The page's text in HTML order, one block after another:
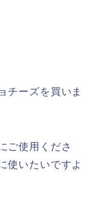
チーズを買いま
ご使用くださ
使いたいですよ